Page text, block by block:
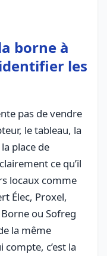
borne à
les
pas de vendre
le tableau, la
place de
ce qu’il
locaux comme
Élec, Proxel,
ou Sofreg
la même
compte, c’est la